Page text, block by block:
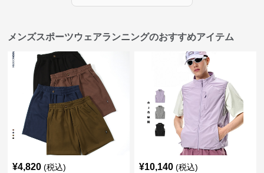
メンズスポーツウェアランニングのおすすめアイテム
¥4,820 (税込) ¥10,140 (税込)